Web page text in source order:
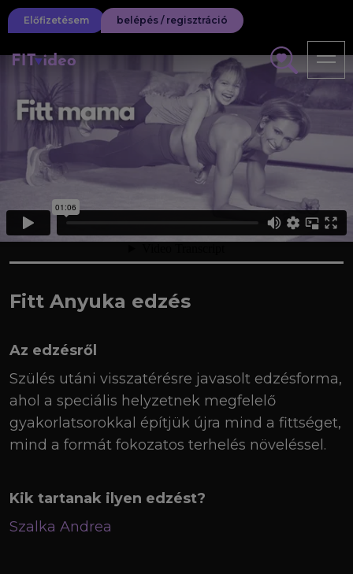
Előfizetésem belépés / regisztráció
Fitt Anyuka edzés
Az edzésről
Szülés utáni visszatérésre javasolt edzésforma,
ahol a speciális helyzetnek megfelelő
gyakorlatsorokkal építjük újra mind a fittséget,
mind a formát fokozatos terhelés növeléssel.
Kik tartanak ilyen edzést?
Szalka Andrea